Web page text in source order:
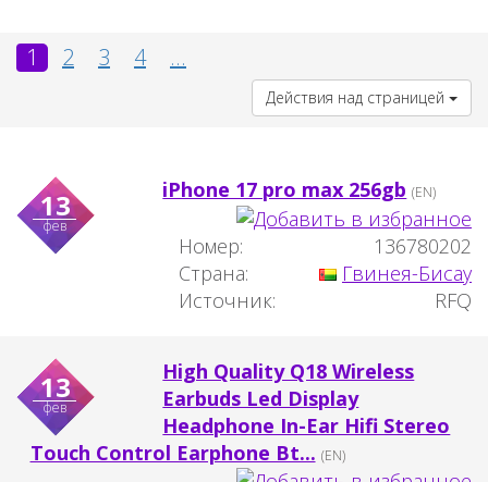
1 2 3 4 ...
Действия над страницей
13
фев
iPhone 17 pro max 256gb (EN)
Номер:
136780202
Страна:
Гвинея-Бисау
Источник:
RFQ
13
фев
High Quality Q18 Wireless
Earbuds Led Display
Headphone In-Ear Hifi Stereo
Touch Control Earphone Bt... (EN)